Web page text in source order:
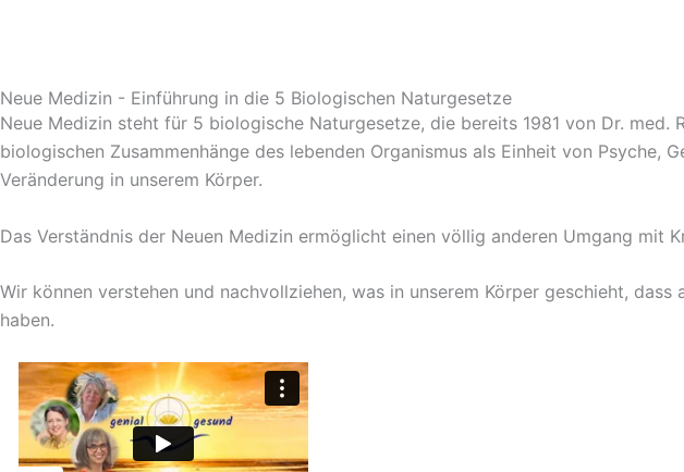
Neue Medizin - Einführung in die 5 Biologischen Naturgesetze
Neue Medizin steht für 5 biologische Naturgesetze, die bereits 1981 von Dr.
biologischen Zusammenhänge des lebenden Organismus als Einheit von
Veränderung in unserem Körper.
Das Verständnis der Neuen Medizin ermöglicht einen völlig anderen Umgang mit
Wir können verstehen und nachvollziehen, was in unserem Körper geschieht,
haben.